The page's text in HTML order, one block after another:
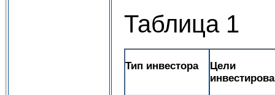
Таблица 1
Тип инвестора
Цели